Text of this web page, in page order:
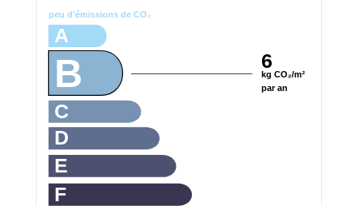
6
kg CO₂/m²
par an
A
B
C
D
E
F
peu d'émissions de CO₂